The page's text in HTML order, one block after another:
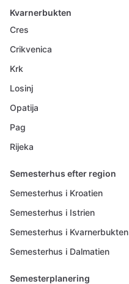
Kvarnerbukten
Cres
Crikvenica
Krk
Losinj
Opatija
Pag
Rijeka
Semesterhus efter region
Semesterhus i Kroatien
Semesterhus i Istrien
Semesterhus i Kvarnerbukten
Semesterhus i Dalmatien
Semesterplanering